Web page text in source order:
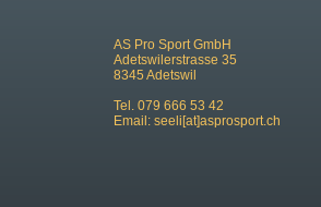
AS Pro Sport GmbH
Adetswilerstrasse 35
8345 Adetswil
Tel. 079 666 53 42
Email: seeli[at]asprosport.ch